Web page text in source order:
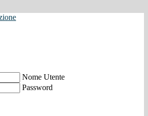
Nome Utente
Password